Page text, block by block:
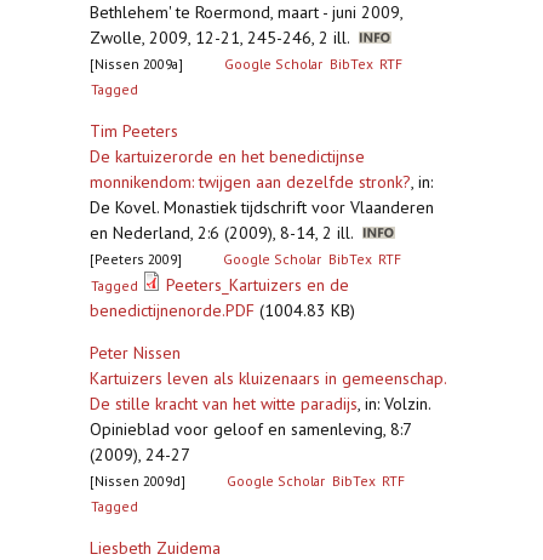
Bethlehem' te Roermond, maart - juni 2009,
Zwolle, 2009, 12-21, 245-246, 2 ill.
[Nissen 2009a] Google Scholar BibTex RTF
Tagged
Tim Peeters
De kartuizerorde en het benedictijnse
monnikendom: twijgen aan dezelfde stronk?, in:
De Kovel. Monastiek tijdschrift voor Vlaanderen
en Nederland, 2:6 (2009), 8-14, 2 ill.
[Peeters 2009] Google Scholar BibTex RTF
Tagged
Peeters_Kartuizers en de
benedictijnenorde.PDF (1004.83 KB)
Peter Nissen
Kartuizers leven als kluizenaars in gemeenschap.
De stille kracht van het witte paradijs, in: Volzin.
Opinieblad voor geloof en samenleving, 8:7
(2009), 24-27
[Nissen 2009d] Google Scholar BibTex RTF
Tagged
Liesbeth Zuidema